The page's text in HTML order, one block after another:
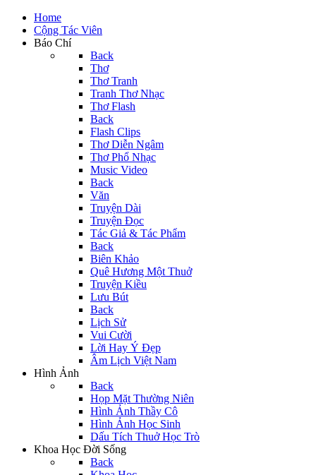
Home
Cộng Tác Viên
Báo Chí
Back
Thơ
Thơ Tranh
Tranh Thơ Nhạc
Thơ Flash
Back
Flash Clips
Thơ Diễn Ngâm
Thơ Phổ Nhạc
Music Video
Back
Văn
Truyện Dài
Truyện Đọc
Tác Giả & Tác Phẩm
Back
Biên Khảo
Quê Hương Một Thuở
Truyện Kiều
Lưu Bút
Back
Lịch Sử
Vui Cười
Lời Hay Ý Đẹp
Âm Lịch Việt Nam
Hình Ảnh
Back
Họp Mặt Thường Niên
Hình Ảnh Thầy Cô
Hình Ảnh Học Sinh
Dấu Tích Thuở Học Trò
Khoa Học Đời Sống
Back